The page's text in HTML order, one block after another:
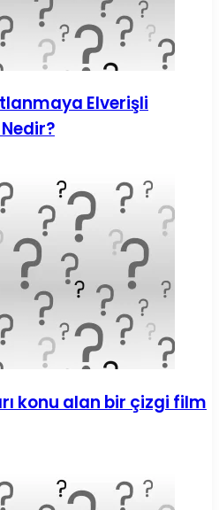
Elverişli
konu alan bir çizgi film